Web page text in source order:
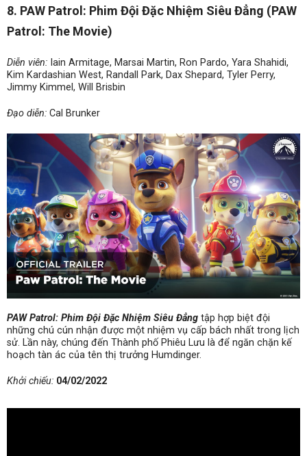
8. PAW Patrol: Phim Đội Đặc Nhiệm Siêu Đẳng (PAW
Patrol: The Movie)
Diễn viên: Iain Armitage, Marsai Martin, Ron Pardo, Yara Shahidi,
Kim Kardashian West, Randall Park, Dax Shepard, Tyler Perry,
Jimmy Kimmel, Will Brisbin
Đạo diễn: Cal Brunker
PAW Patrol: Phim Đội Đặc Nhiệm Siêu Đẳng tập hợp biệt đội
những chú cún nhận được một nhiệm vụ cấp bách nhất trong lịch
sử. Lần này, chúng đến Thành phố Phiêu Lưu là để ngăn chặn kế
hoạch tàn ác của tên thị trưởng Humdinger.
Khởi chiếu: 04/02/2022